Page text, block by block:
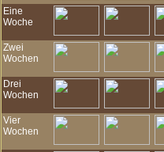
Eine
Woche
Zwei
Wochen
Drei
Wochen
Vier
Wochen